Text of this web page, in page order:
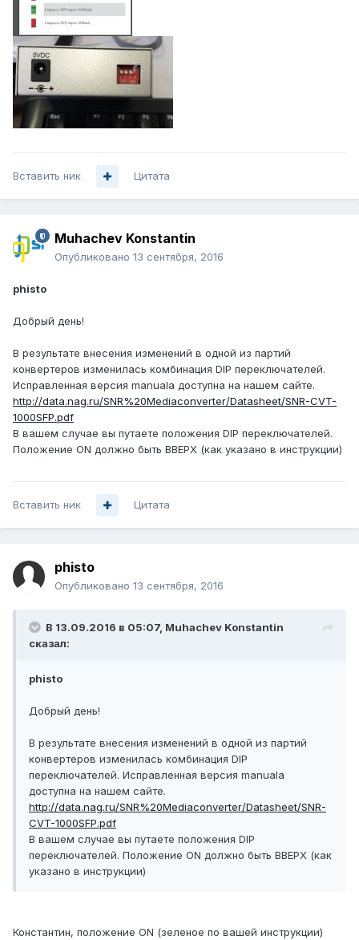
Вставить ник Цитата
Muhachev Konstantin
Опубликовано 13 сентября, 2016
phisto
Добрый день!
В результате внесения изменений в одной из партий
конвертеров изменилась комбинация DIP переключателей.
Исправленная версия manuala доступна на нашем сайте.
http://data.nag.ru/SNR%20Mediaconverter/Datasheet/SNR-CVT-
1000SFP.pdf
В вашем случае вы путаете положения DIP переключателей.
Положение ON должно быть ВВЕРХ (как указано в инструкции)
Вставить ник Цитата
phisto
Опубликовано 13 сентября, 2016
В 13.09.2016 в 05:07, Muhachev Konstantin
сказал:
phisto
Добрый день!
В результате внесения изменений в одной из партий
конвертеров изменилась комбинация DIP
переключателей. Исправленная версия manuala
доступна на нашем сайте.
http://data.nag.ru/SNR%20Mediaconverter/Datasheet/SNR-
CVT-1000SFP.pdf
В вашем случае вы путаете положения DIP
переключателей. Положение ON должно быть ВВЕРХ (как
указано в инструкции)
Константин, положение ON (зеленое по вашей инструкции)